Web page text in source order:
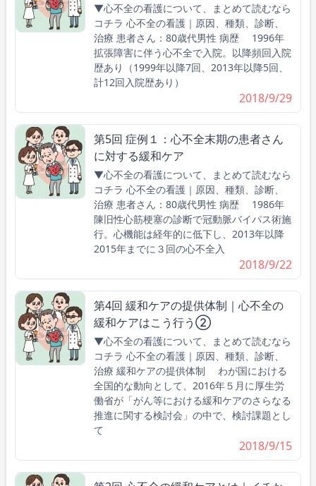
▼心不全の看護について、まとめて読むなら
コチラ 心不全の看護｜原因、種類、診断、
治療 患者さん：80歳代男性 病歴 1996年
拡張障害に伴う心不全で入院。以降頻回入院
歴あり（1999年以降7回、2013年以降5回、
計12回入院歴あり）
2018/9/29
第5回 症例１：心不全末期の患者さん
に対する緩和ケア
▼心不全の看護について、まとめて読むなら
コチラ 心不全の看護｜原因、種類、診断、
治療 患者さん：80歳代男性 病歴 1986年
陳旧性心筋梗塞の診断で冠動脈バイパス術施
行。心機能は経年的に低下し、2013年以降
2015年までに３回の心不全入
2018/9/22
第4回 緩和ケアの提供体制｜心不全の
緩和ケアはこう行う②
▼心不全の看護について、まとめて読むなら
コチラ 心不全の看護｜原因、種類、診断、
治療 緩和ケアの提供体制 わが国における
全国的な動向として、2016年５月に厚生労
働省が「がん等における緩和ケアのさらなる
推進に関する検討会」の中で、検討課題とし
て
2018/9/15